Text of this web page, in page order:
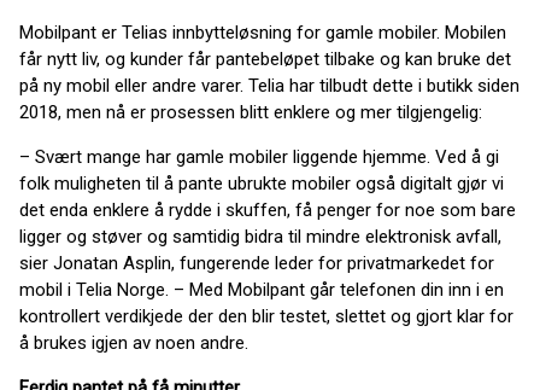
Mobilpant er Telias innbytteløsning for gamle mobiler. Mobilen
får nytt liv, og kunder får pantebeløpet tilbake og kan bruke det
på ny mobil eller andre varer. Telia har tilbudt dette i butikk siden
2018, men nå er prosessen blitt enklere og mer tilgjengelig:
– Svært mange har gamle mobiler liggende hjemme. Ved å gi
folk muligheten til å pante ubrukte mobiler også digitalt gjør vi
det enda enklere å rydde i skuffen, få penger for noe som bare
ligger og støver og samtidig bidra til mindre elektronisk avfall,
sier Jonatan Asplin, fungerende leder for privatmarkedet for
mobil i Telia Norge. – Med Mobilpant går telefonen din inn i en
kontrollert verdikjede der den blir testet, slettet og gjort klar for
å brukes igjen av noen andre.